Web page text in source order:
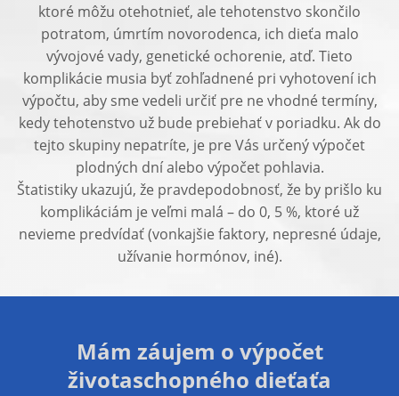
ktoré môžu otehotnieť, ale tehotenstvo skončilo
potratom, úmrtím novorodenca, ich dieťa malo
vývojové vady, genetické ochorenie, atď. Tieto
komplikácie musia byť zohľadnené pri vyhotovení ich
výpočtu, aby sme vedeli určiť pre ne vhodné termíny,
kedy tehotenstvo už bude prebiehať v poriadku. Ak do
tejto skupiny nepatríte, je pre Vás určený výpočet
plodných dní alebo výpočet pohlavia.
Štatistiky ukazujú, že pravdepodobnosť, že by prišlo ku
komplikáciám je veľmi malá – do 0, 5 %, ktoré už
nevieme predvídať (vonkajšie faktory, nepresné údaje,
užívanie hormónov, iné).
Mám záujem o výpočet
životaschopného dieťaťa